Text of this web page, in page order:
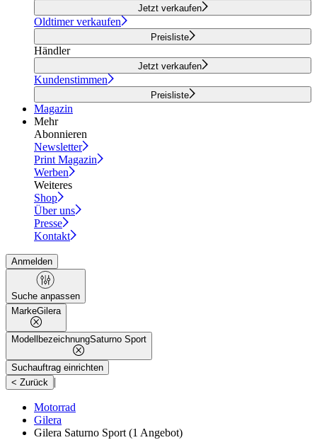
Jetzt verkaufen
Oldtimer verkaufen
Preisliste
Händler
Jetzt verkaufen
Kundenstimmen
Preisliste
Magazin
Mehr
Abonnieren
Newsletter
Print Magazin
Werben
Weiteres
Shop
Über uns
Presse
Kontakt
Anmelden
Suche anpassen
MarkeGilera
ModellbezeichnungSaturno Sport
Suchauftrag einrichten
< Zurück |
Motorrad
Gilera
Gilera Saturno Sport (1 Angebot)